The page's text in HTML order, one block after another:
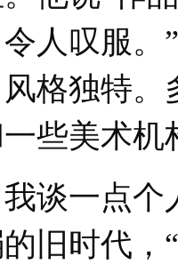
人叹服。
格独特
些美术机
一点个
旧时代